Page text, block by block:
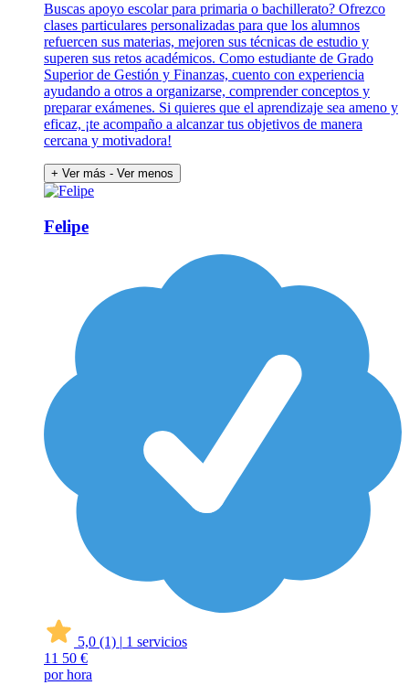
Buscas apoyo escolar para primaria o bachillerato? Ofrezco
clases particulares personalizadas para que los alumnos
refuercen sus materias, mejoren sus técnicas de estudio y
superen sus retos académicos. Como estudiante de Grado
Superior de Gestión y Finanzas, cuento con experiencia
ayudando a otros a organizarse, comprender conceptos y
preparar exámenes. Si quieres que el aprendizaje sea ameno y
eficaz, ¡te acompaño a alcanzar tus objetivos de manera
cercana y motivadora!
+ Ver más - Ver menos
Felipe
5,0 (1) | 1 servicios
11 50 €
por hora